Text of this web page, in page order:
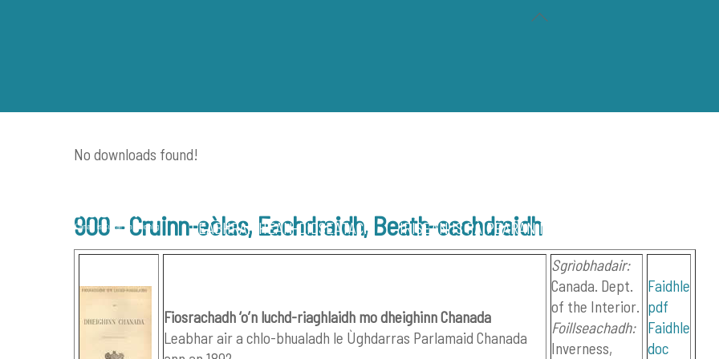
LEABHRAICHEAN-DIDSEATACH IRISEAN IS PÀIPEARAN NAIDHEACHD
No downloads found!
900 – Cruinn-eòlas, Eachdraidh, Beath-eachdraidh
Fiosrachadh ‘o’n luchd-riaghlaidh mo dheighinn Chanada
Leabhar air a chlo-bhualadh le Ùghdarras Parlamaid Chanada
Sgrìobhadair:
Canada. Dept.
of the Interior.
Foillseachadh:
Inverness,
Faidhle
pdf
Faidhle
doc
Back